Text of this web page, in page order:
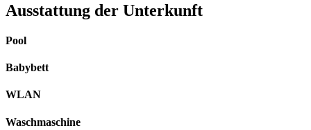
Ausstattung der Unterkunft
Pool
Babybett
WLAN
Waschmaschine